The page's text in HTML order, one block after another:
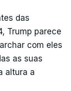
das
Trump parece
com eles
as suas
altura a